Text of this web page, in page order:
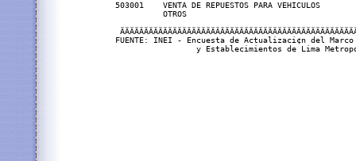
503001    VENTA DE REPUESTOS PARA
OTROS
FUENTE: INEI - Encuesta de Actualizaci¢n del Marco